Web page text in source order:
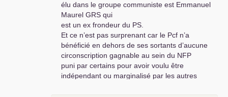
élu dans le groupe communiste est Emmanuel
Maurel GRS qui
est un ex frondeur du PS
Et ce n’est pas surprenant car le Pcf n’a
bénéficié en dehors de ses sortants d’aucune
circonscription gagnable au sein du NFP
puni par certains pour avoir voulu être
indépendant ou marginalisé par les autres